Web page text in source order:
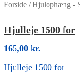
Forside /Hjulophæng -
Hjulleje 1500 for
165,00 kr.
Hjulleje 1500 for